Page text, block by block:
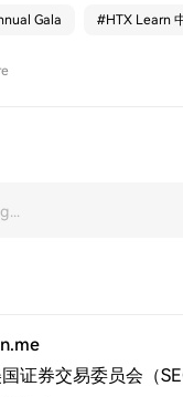
Gala #HTX Learn
证券交易委员会（